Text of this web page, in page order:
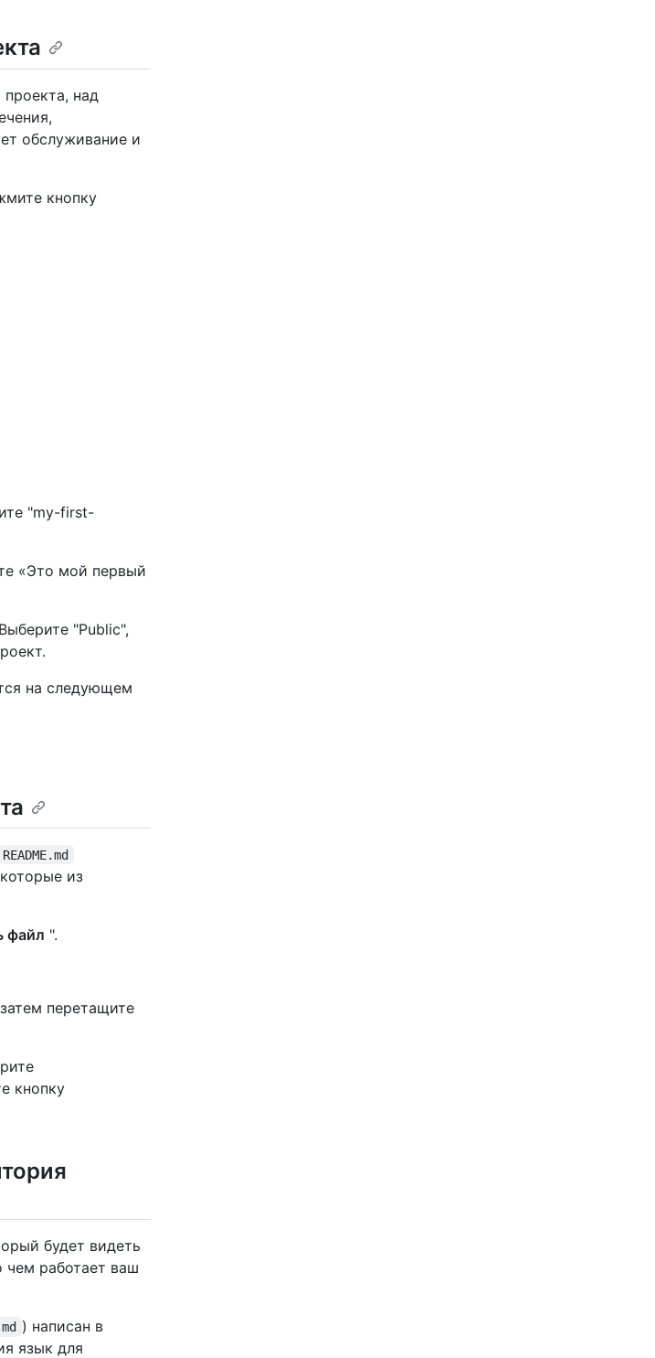
над
обслуживание и
кнопку
"my-first-
«Это мой первый
"Public",
на следующем
README.md
из
файл ".
перетащите
кнопку
будет видеть
работает ваш
) написан в
язык для